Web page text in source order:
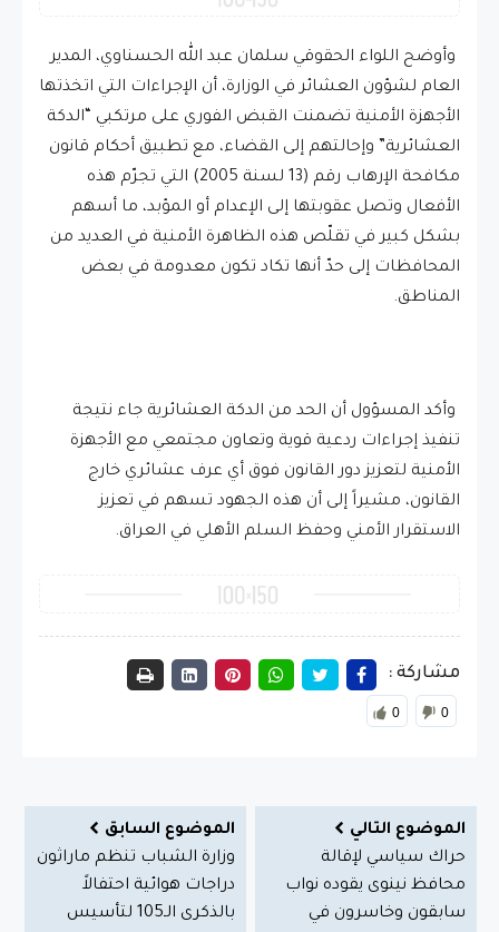
وأوضح اللواء الحقوقي سلمان عبد الله الحسناوي، المدير
العام لشؤون العشائر في الوزارة، أن الإجراءات التي اتخذتها
الأجهزة الأمنية تضمنت القبض الفوري على مرتكبي “الدكة
العشائرية” وإحالتهم إلى القضاء، مع تطبيق أحكام قانون
مكافحة الإرهاب رقم (13 لسنة 2005) التي تجرّم هذه
الأفعال وتصل عقوبتها إلى الإعدام أو المؤبد، ما أسهم
بشكل كبير في تقلّص هذه الظاهرة الأمنية في العديد من
المحافظات إلى حدّ أنها تكاد تكون معدومة في بعض
المناطق.
وأكد المسؤول أن الحد من الدكة العشائرية جاء نتيجة
تنفيذ إجراءات ردعية قوية وتعاون مجتمعي مع الأجهزة
الأمنية لتعزيز دور القانون فوق أي عرف عشائري خارج
القانون، مشيراً إلى أن هذه الجهود تسهم في تعزيز
الاستقرار الأمني وحفظ السلم الأهلي في العراق.
مشاركة :
0 0
الموضوع التالي
حراك سياسي لإقالة
محافظ نينوى يقوده نواب
سابقون وخاسرون في
الموضوع السابق
وزارة الشباب تنظم ماراثون
دراجات هوائية احتفالاً
بالذكرى الـ105 لتأسيس